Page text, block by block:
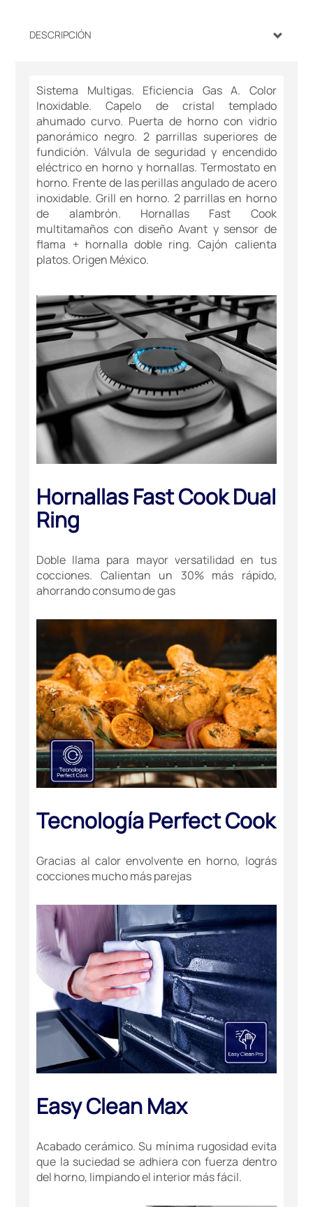
DESCRIPCIÓN
Sistema Multigas. Eficiencia Gas A. Color
Inoxidable. Capelo de cristal templado
ahumado curvo. Puerta de horno con vidrio
panorámico negro. 2 parrillas superiores de
fundición. Válvula de seguridad y encendido
eléctrico en horno y hornallas. Termostato en
horno. Frente de las perillas angulado de acero
inoxidable. Grill en horno. 2 parrillas en horno
de alambrón. Hornallas Fast Cook
multitamaños con diseño Avant y sensor de
flama + hornalla doble ring. Cajón calienta
platos. Origen México.
Hornallas Fast Cook Dual
Ring
Doble llama para mayor versatilidad en tus
cocciones. Calientan un 30% más rápido,
ahorrando consumo de gas
Tecnología Perfect Cook
Gracias al calor envolvente en horno, lográs
cocciones mucho más parejas
Easy Clean Max
Acabado cerámico. Su mínima rugosidad evita
que la suciedad se adhiera con fuerza dentro
del horno, limpiando el interior más fácil.